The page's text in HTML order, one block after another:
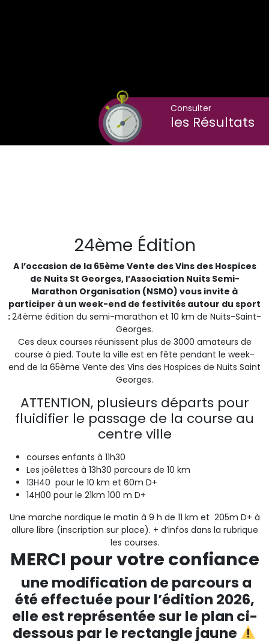
Consulter
les Résultats
24ème Édition
A l’occasion de la 65ème Vente des Vins des Hospices
de Nuits St Georges, l’Association Nuits Semi-
Marathon Organisation (NSMO) vous invite à
participer à un week-end de festivités autour du sport
:24ème édition du semi-marathon et 10 km de Nuits-Saint-
Georges.
Ces deux courses réunissent plus de 3000 amateurs de
course à pied. Toute la ville est en fête pendant le week-
end de la 65ème Vente des Vins des Hospices de Nuits Saint
Georges.
ATTENTION, plusieurs départs pour
fluidifier le passage de la course au
centre ville
courses enfants à 11h30
Les joëlettes à 13h30 parcours de 10 km
13H40 pour le 10 km et 60m D+
14H00 pour le 21km 100 m D+
Une marche nordique le matin à 9 h de 11 km et 205m D+ à
allure libre (inscription sur place). + d’infos dans la rubrique
les courses.
MERCI pour votre confiance
une modification de parcours a
été effectuée pour l’édition 2026,
elle est représentée sur le plan ci-
dessous par le rectangle jaune